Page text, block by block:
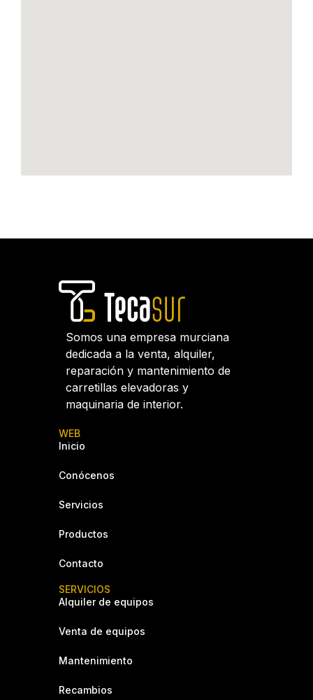
Somos una empresa murciana
dedicada a la venta, alquiler,
reparación y mantenimiento de
carretillas elevadoras y
maquinaria de interior.
WEB
Inicio
Conócenos
Servicios
Productos
Contacto
SERVICIOS
Alquiler de equipos
Venta de equipos
Mantenimiento
Recambios